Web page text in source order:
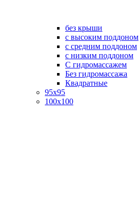
без крыши
с высоким поддоном
с средним поддоном
с низким поддоном
С гидромассажем
Без гидромассажа
Квадратные
95х95
100х100